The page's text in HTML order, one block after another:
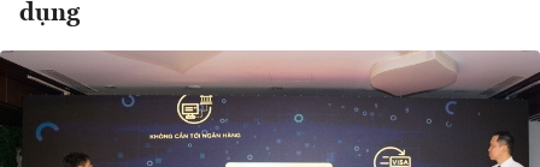
dụng